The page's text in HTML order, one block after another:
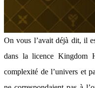
On vous l’avait déjà dit, il
dans la licence Kingdom
complexité de l’univers et